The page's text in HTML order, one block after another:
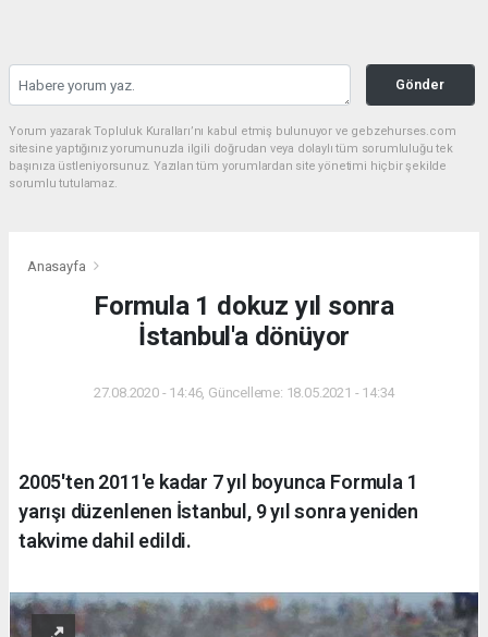
Gönder
Yorum yazarak Topluluk Kuralları’nı kabul etmiş bulunuyor ve gebzehurses.com
sitesine yaptığınız yorumunuzla ilgili doğrudan veya dolaylı tüm sorumluluğu tek
başınıza üstleniyorsunuz. Yazılan tüm yorumlardan site yönetimi hiçbir şekilde
sorumlu tutulamaz.
Anasayfa
Formula 1 dokuz yıl sonra
İstanbul'a dönüyor
27.08.2020 - 14:46, Güncelleme: 18.05.2021 - 14:34
2005'ten 2011'e kadar 7 yıl boyunca Formula 1
yarışı düzenlenen İstanbul, 9 yıl sonra yeniden
takvime dahil edildi.